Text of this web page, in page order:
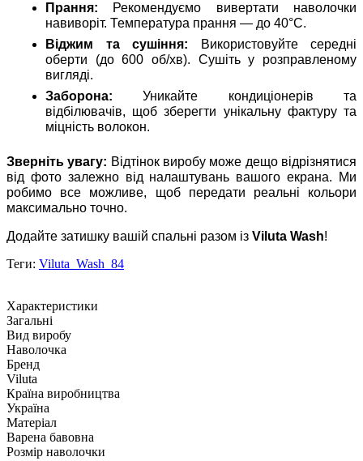
Прання: Рекомендуємо вивертати наволочки
навиворіт. Температура прання — до 40°C.
Віджим та сушіння: Використовуйте середні
оберти (до 600 об/хв). Сушіть у розправленому
вигляді.
Заборона: Уникайте кондиціонерів та
відбілювачів, щоб зберегти унікальну фактуру та
міцність волокон.
Зверніть увагу: Відтінок виробу може дещо відрізнятися
від фото залежно від налаштувань вашого екрана. Ми
робимо все можливе, щоб передати реальні кольори
максимально точно.
Додайте затишку вашій спальні разом із Viluta Wash!
Теги: Viluta_Wash_84
Характеристики
Загальні
Вид виробу
Наволочка
Бренд
Viluta
Країна виробництва
Україна
Матеріал
Варена бавовна
Розмір наволочки